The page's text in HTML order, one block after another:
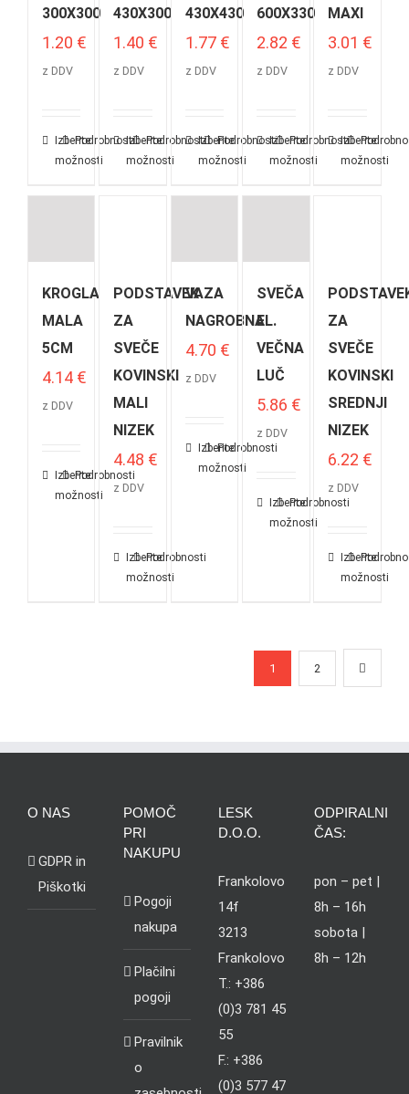
300X300
1.20 €
z DDV
Izberite
možnosti
Podrobnosti
430X300
1.40 €
z DDV
Izberite
možnosti
Podrobnosti
430X430
1.77 €
z DDV
Izberite
možnosti
Podrobnosti
600X330
2.82 €
z DDV
Izberite
možnosti
Podrobnosti
MAXI
3.01 €
z DDV
Izberite
možnosti
KROGLA
MALA
5CM
4.14 €
z DDV
Izberite
možnosti
Podrobnosti
PODSTAVEK
ZA
SVEČE
KOVINSKI
MALI
NIZEK
4.48 €
z DDV
Izberite
možnosti
Podrobnosti
VAZA
NAGROBNA
4.70 €
z DDV
Izberite
možnosti
Podrobnosti
SVEČA
EL.
VEČNA
LUČ
5.86 €
z DDV
Izberite
možnosti
Podrobnosti
ZA
SVEČE
KOVINSKI
SREDNJI
NIZEK
6.22 €
z DDV
Izberite
možnosti
1 2
O NAS
GDPR in
Piškotki
POMOČ
PRI
NAKUPU
Pogoji
nakupa
Plačilni
pogoji
Pravilnik
o
LESK
D.O.O.
Frankolovo
14f
3213
Frankolovo
T.: +386
(0)3 781 45
55
F.: +386
(0)3 577 47
ODPIRALNI
ČAS:
pon – pet |
8h – 16h
sobota |
8h – 12h